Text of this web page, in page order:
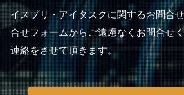
イスプリ・アイタスクに関するお問合
合せフォームからご遠慮なくお問合せ
連絡をさせて頂きます。